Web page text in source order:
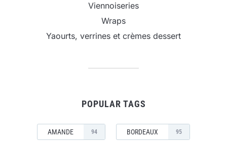
Viennoiseries
Wraps
Yaourts, verrines et crèmes dessert
POPULAR TAGS
AMANDE 94 BORDEAUX 95